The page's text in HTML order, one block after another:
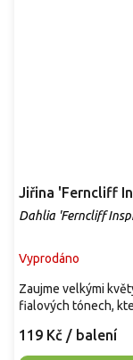
Jiřina 'Ferncliff
Dahlia 'Ferncliff
Vyprodáno
119 Kč / balení
Zaujme velkými
fialových tónech,